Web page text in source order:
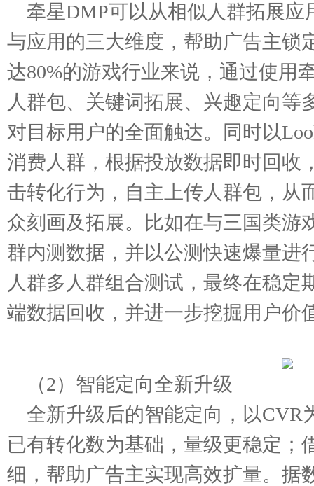
牵星DMP可以从相似人群拓展
与应用的三大维度，帮助广告主锁
达80%的游戏行业来说，通过使用
人群包、关键词拓展、兴趣定向等
对目标用户的全面触达。同时以
消费人群，根据投放数据即时回收
击转化行为，自主上传人群包，从
众刻画及拓展。比如在与三国类游
群内测数据，并以公测快速爆量进
人群多人群组合测试，最终在稳定
端数据回收，并进一步挖掘用户价
（2）智能定向全新升级
全新升级后的智能定向，以CVR
已有转化数为基础，量级更稳定；
细，帮助广告主实现高效扩量。据